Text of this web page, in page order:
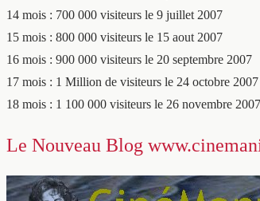
14 mois : 700 000 visiteurs le 9 juillet 2007
15 mois : 800 000 visiteurs le 15 aout 2007
16 mois : 900 000 visiteurs le 20 septembre 2007
17 mois : 1 Million de visiteurs le 24 octobre 2007
18 mois : 1 100 000 visiteurs le 26 novembre 2007
Le Nouveau Blog